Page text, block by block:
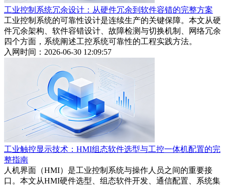
工业控制系统冗余设计：从硬件冗余到软件容错的完整方案
工业控制系统的可靠性设计是连续生产的关键保障。本文从硬
件冗余架构、软件容错设计、故障检测与切换机制、网络冗余
四个方面，系统阐述工控系统可靠性的工程实践方法。
入网时间：2026-06-30 12:09:57
工业触控显示技术：HMI组态软件选型与工控一体机配置的完
整指南
人机界面（HMI）是工业控制系统与操作人员之间的重要接
口。本文从HMI硬件选型、组态软件开发、通信配置、系统集